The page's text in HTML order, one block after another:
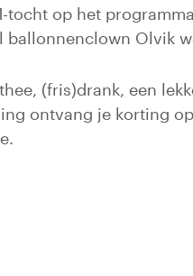
tocht op het
ballonnenclown Olvik
(fris)drank, een
ontvang je korting